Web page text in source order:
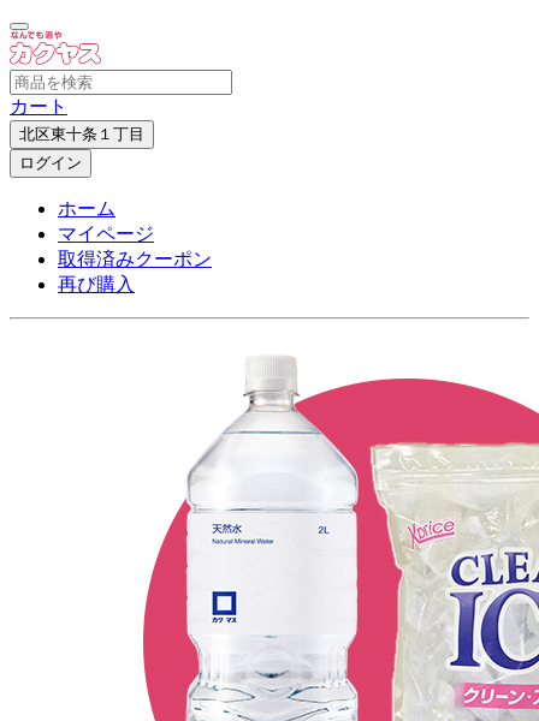
カート
北区東十条１丁目
ログイン
ホーム
マイページ
取得済みクーポン
再び購入